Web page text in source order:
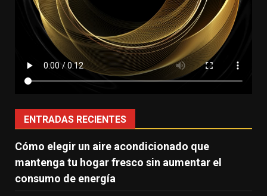
ENTRADAS RECIENTES
Cómo elegir un aire acondicionado que
mantenga tu hogar fresco sin aumentar el
consumo de energía